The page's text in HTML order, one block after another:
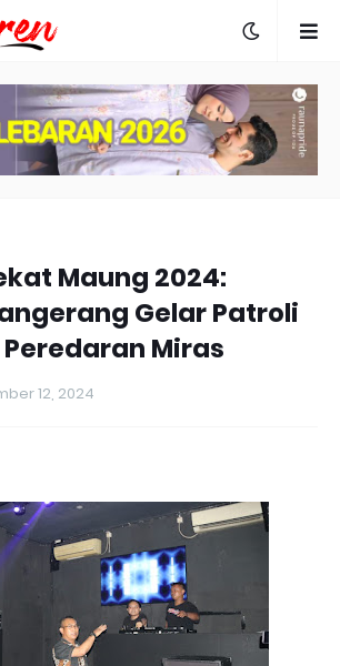
Maung 2024:
Gelar Patroli
Miras
12, 2024